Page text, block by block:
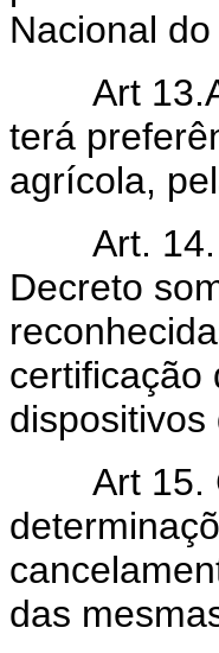
Nacional
Art
terá
agrícola,
Art.
Decreto
certificação
dispositivos
Art 15.
das